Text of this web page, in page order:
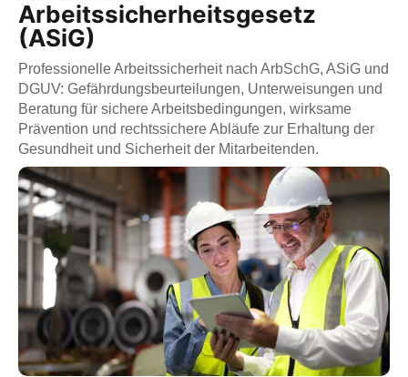
Arbeitssicherheitsgesetz
(ASiG)
Professionelle Arbeitssicherheit nach ArbSchG, ASiG und
DGUV: Gefährdungsbeurteilungen, Unterweisungen und
Beratung für sichere Arbeitsbedingungen, wirksame
Prävention und rechtssichere Abläufe zur Erhaltung der
Gesundheit und Sicherheit der Mitarbeitenden.